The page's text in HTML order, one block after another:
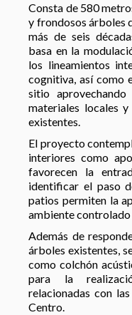
Consta de 580
y frondosos árboles
más de seis
basa en la
los lineamientos
cognitiva, así como
sitio
materiales locales
existentes.
El proyecto
interiores como
favorecen la
identificar el paso
patios permiten la
ambiente
Además de
árboles existentes,
como colchón
para la
relacionadas con
Centro.